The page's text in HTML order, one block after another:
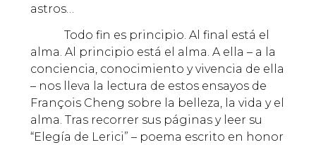
astros…
Todo fin es principio. Al final está el
alma. Al principio está el alma. A ella – a la
conciencia, conocimiento y vivencia de ella
– nos lleva la lectura de estos ensayos de
François Cheng sobre la belleza, la vida y el
alma. Tras recorrer sus páginas y leer su
“Elegía de Lerici” – poema escrito en honor